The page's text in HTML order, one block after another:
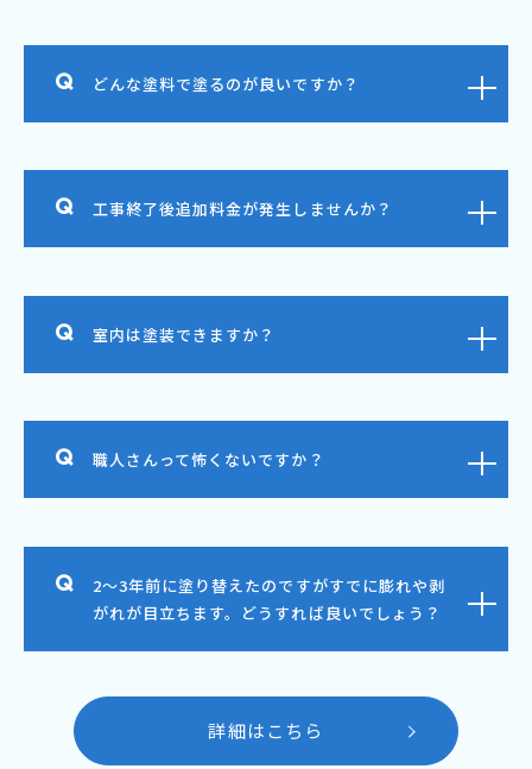
どんな塗料で塗るのが良いですか？
工事終了後追加料金が発生しませんか？
室内は塗装できますか？
職人さんって怖くないですか？
2～3年前に塗り替えたのですがすでに膨れや剥
がれが目立ちます。どうすれば良いでしょう？
詳細はこちら